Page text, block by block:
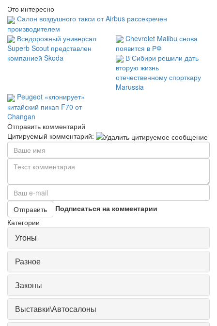
Это интересно
Салон воздушного такси от Airbus рассекречен
производителем
Вседорожный универсал
Superb Scout представлен
компанией Skoda
Chevrolet Malibu снова
появится в РФ
В Сибири решили дать
вторую жизнь
отечественному спорткару
Marussia
Peugeot «клонирует»
китайский пикап F70 от
Changan
Отправить комментарий
Цитируемый комментарий:
Отправить
Подписаться на комментарии
Категории
Угоны
Разное
Законы
Выставки\Автосалоны